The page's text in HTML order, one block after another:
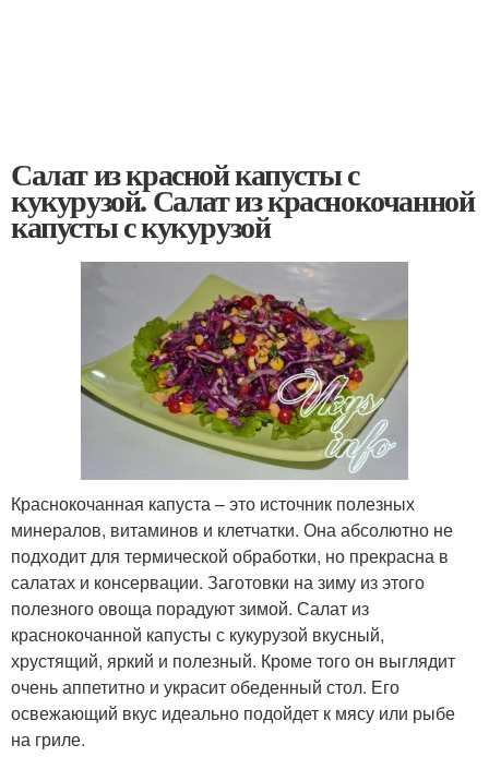
Салат из красной капусты с
кукурузой. Салат из краснокочанной
капусты с кукурузой
Краснокочанная капуста – это источник полезных
минералов, витаминов и клетчатки. Она абсолютно не
подходит для термической обработки, но прекрасна в
салатах и консервации. Заготовки на зиму из этого
полезного овоща порадуют зимой. Салат из
краснокочанной капусты с кукурузой вкусный,
хрустящий, яркий и полезный. Кроме того он выглядит
очень аппетитно и украсит обеденный стол. Его
освежающий вкус идеально подойдет к мясу или рыбе
на гриле.